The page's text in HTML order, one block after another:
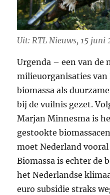
Uit: RTL Nieuws, 15 juni
Urgenda – een van de
milieuorganisaties
biomassa als
bij de vuilnis gezet.
Marjan Minnesma is
gestookte
moet Nederland
Biomassa is echter de
het Nederlandse
euro subsidie straks